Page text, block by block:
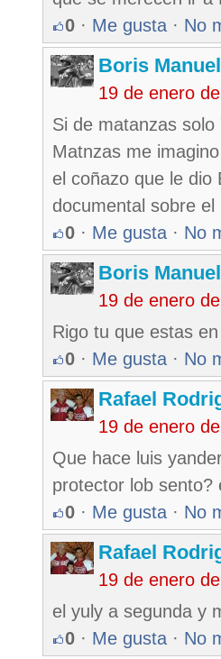
0 · Me gusta · No
Boris
19 de enero
Si de matanzas
Matnzas me
el coñazo que le dio
documental sobre
0 · Me gusta · No
Boris
19 de enero
Rigo tu que estas
0 · Me gusta · No
Rafael
19 de enero
Que hace luis
protector lob sento?
0 · Me gusta · No
Rafael
19 de enero
el yuly a segunda y
0 · Me gusta · No